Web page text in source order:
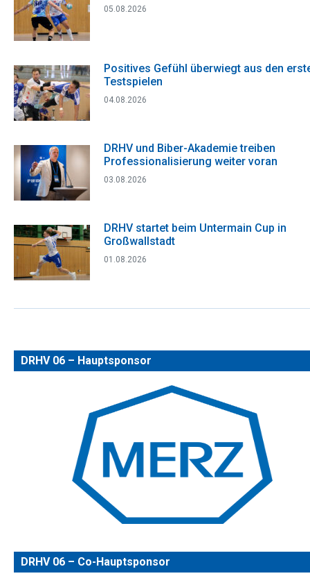
05.08.2026
Positives Gefühl überwiegt aus den
Testspielen
04.08.2026
DRHV und Biber-Akademie treiben
Professionalisierung weiter voran
03.08.2026
DRHV startet beim Untermain Cup in
Großwallstadt
01.08.2026
DRHV 06 – Hauptsponsor
DRHV 06 – Co-Hauptsponsor